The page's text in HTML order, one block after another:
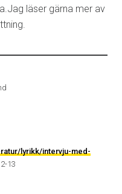
läser gärna mer av
lyrikk/intervju-med-
13